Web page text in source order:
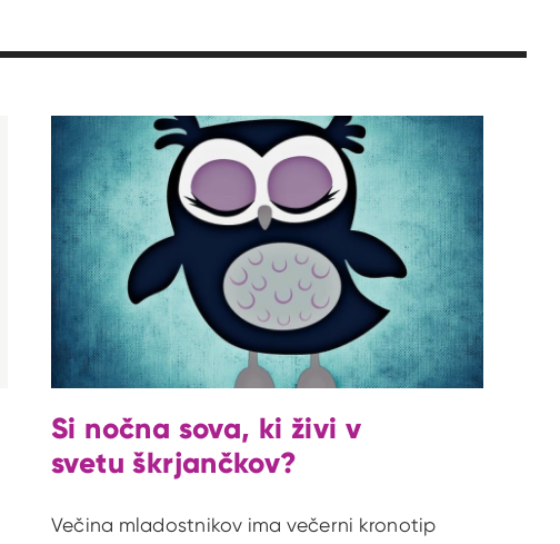
Si nočna sova, ki živi v
svetu škrjančkov?
Večina mladostnikov ima večerni kronotip